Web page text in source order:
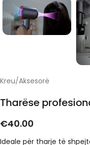
Kreu/Aksesorë
Tharëse
€40.00
Ideale për tharje të